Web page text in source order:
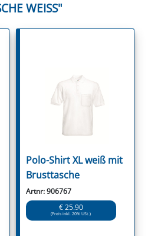
WEISS"
Polo-Shirt XL weiß mit
Brusttasche
Artnr: 906767
€ 25.90
(Preis inkl. 20% USt.)